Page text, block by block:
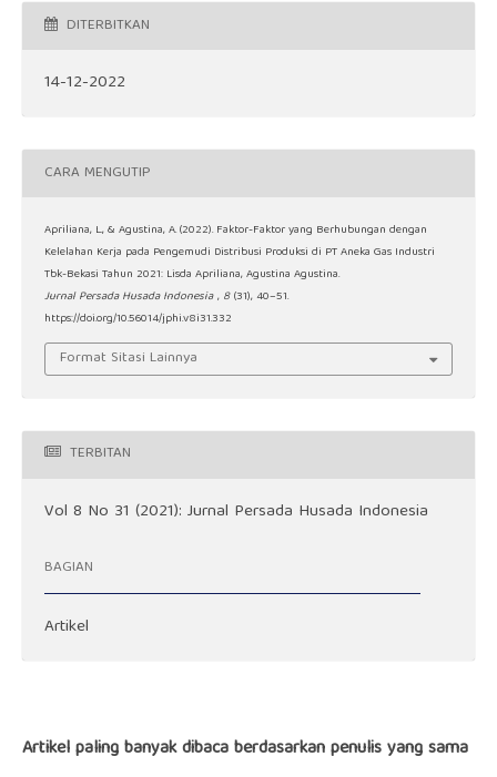
DITERBITKAN
14-12-2022
CARA MENGUTIP
Apriliana, L., & Agustina, A. (2022). Faktor-Faktor yang Berhubungan dengan
Kelelahan Kerja pada Pengemudi Distribusi Produksi di PT Aneka Gas Industri
Tbk-Bekasi Tahun 2021: Lisda Apriliana, Agustina Agustina.
Jurnal Persada Husada Indonesia , 8 (31), 40–51.
https://doi.org/10.56014/jphi.v8i31.332
Format Sitasi Lainnya
TERBITAN
Vol 8 No 31 (2021): Jurnal Persada Husada Indonesia
BAGIAN
Artikel
Artikel paling banyak dibaca berdasarkan penulis yang sama